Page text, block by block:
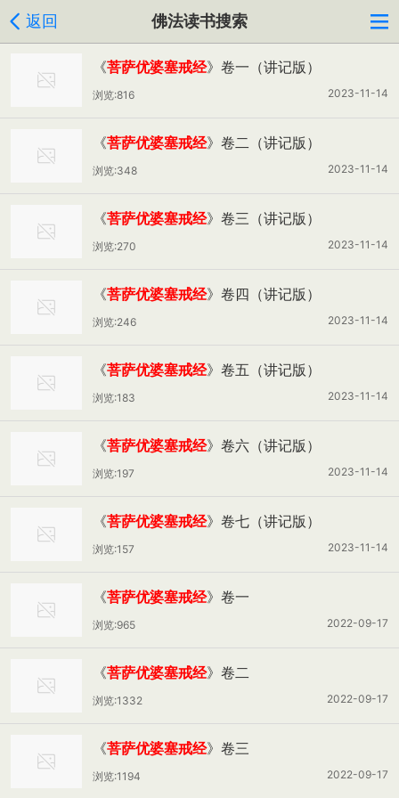
返回 佛法读书搜索
《菩萨优婆塞戒经》卷一（讲记版）
2023-11-14
浏览:816
《菩萨优婆塞戒经》卷二（讲记版）
2023-11-14
浏览:348
《菩萨优婆塞戒经》卷三（讲记版）
2023-11-14
浏览:270
《菩萨优婆塞戒经》卷四（讲记版）
2023-11-14
浏览:246
《菩萨优婆塞戒经》卷五（讲记版）
2023-11-14
浏览:183
《菩萨优婆塞戒经》卷六（讲记版）
2023-11-14
浏览:197
《菩萨优婆塞戒经》卷七（讲记版）
2023-11-14
浏览:157
《菩萨优婆塞戒经》卷一
2022-09-17
浏览:965
《菩萨优婆塞戒经》卷二
2022-09-17
浏览:1332
《菩萨优婆塞戒经》卷三
2022-09-17
浏览:1194